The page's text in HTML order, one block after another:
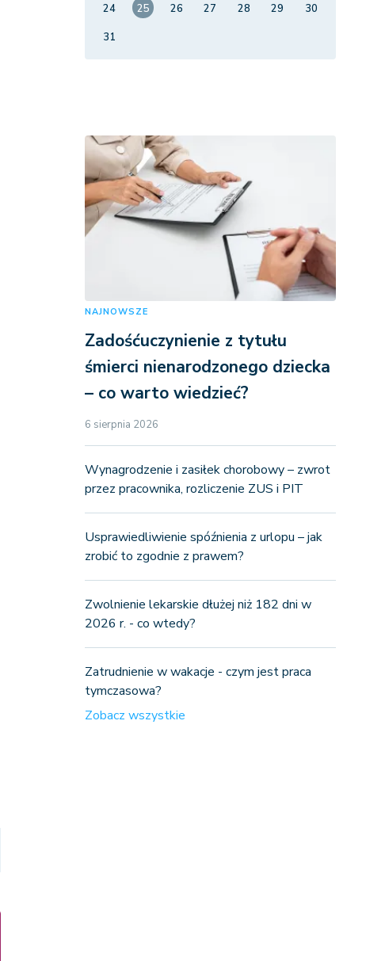
24
25 26 27 28 29
30
31
NAJNOWSZE
Zadośćuczynienie z tytułu
śmierci nienarodzonego dziecka
– co warto wiedzieć?
6 sierpnia 2026
Wynagrodzenie i zasiłek chorobowy – zwrot
przez pracownika, rozliczenie ZUS i PIT
Usprawiedliwienie spóźnienia z urlopu – jak
zrobić to zgodnie z prawem?
Zwolnienie lekarskie dłużej niż 182 dni w
2026 r. - co wtedy?
Zatrudnienie w wakacje - czym jest praca
tymczasowa?
Zobacz wszystkie